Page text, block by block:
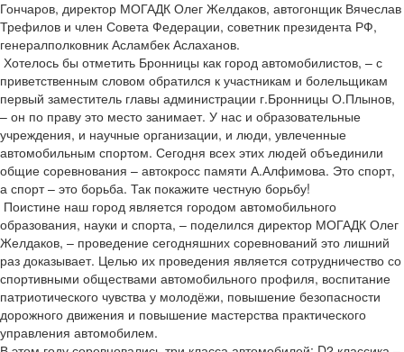
Гончаров, директор МОГАДК Олег Желдаков, автогонщик Вячеслав
Трефилов и член Совета Федерации, советник президента РФ,
генерал­полковник Асламбек Аслаханов.
­ Хотелось бы отметить Бронницы как город автомобилистов, – с
приветственным словом обратился к участникам и болельщикам
первый заместитель главы администрации г.Бронницы О.Плынов,
– он по праву это место занимает. У нас и образовательные
учреждения, и научные организации, и люди, увлеченные
автомобильным спортом. Сегодня всех этих людей объединили
общие соревнования – автокросс памяти А.Алфимова. Это спорт,
а спорт – это борьба. Так покажите честную борьбу!
­ Поистине наш город является городом автомобильного
образования, науки и спорта, – поделился директор МОГАДК Олег
Желдаков, – проведение сегодняшних соревнований это лишний
раз доказывает. Целью их проведения является сотрудничество со
спортивными обществами автомобильного профиля, воспитание
патриотического чувства у молодёжи, повышение безопасности
дорожного движения и повышение мастерства практического
управления автомобилем.